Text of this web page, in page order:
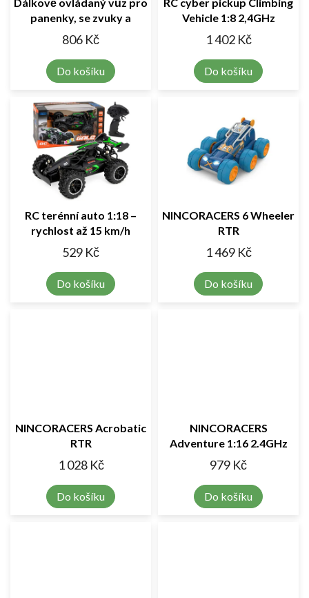
panenky, se zvuky a
světly - růžový
806 Kč
Do košíku
Vehicle 1:8 2,4GHz
1 402 Kč
Do košíku
RC terénní auto 1:18 –
rychlost až 15 km/h
529 Kč
Do košíku
NINCORACERS 6 Wheeler
RTR
1 469 Kč
Do košíku
NINCORACERS Acrobatic
RTR
1 028 Kč
Do košíku
NINCORACERS
Adventure 1:16 2.4GHz
RTR
979 Kč
Do košíku